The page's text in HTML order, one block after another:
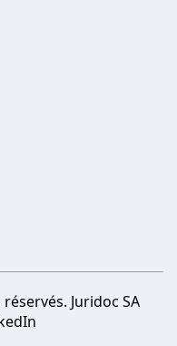
Juridoc SA